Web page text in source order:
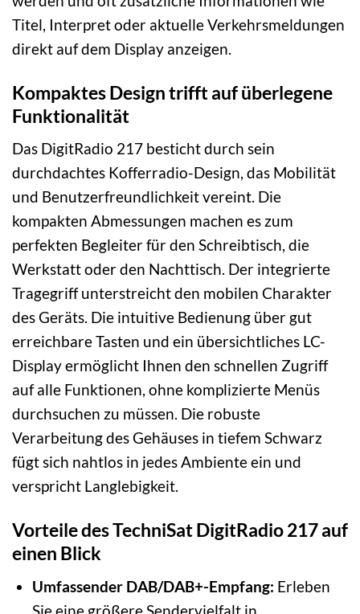
Titel, Interpret oder aktuelle Verkehrsmeldungen
direkt auf dem Display anzeigen.
Kompaktes Design trifft auf überlegene
Funktionalität
Das DigitRadio 217 besticht durch sein
durchdachtes Kofferradio-Design, das Mobilität
und Benutzerfreundlichkeit vereint. Die
kompakten Abmessungen machen es zum
perfekten Begleiter für den Schreibtisch, die
Werkstatt oder den Nachttisch. Der integrierte
Tragegriff unterstreicht den mobilen Charakter
des Geräts. Die intuitive Bedienung über gut
erreichbare Tasten und ein übersichtliches LC-
Display ermöglicht Ihnen den schnellen Zugriff
auf alle Funktionen, ohne komplizierte Menüs
durchsuchen zu müssen. Die robuste
Verarbeitung des Gehäuses in tiefem Schwarz
fügt sich nahtlos in jedes Ambiente ein und
verspricht Langlebigkeit.
Vorteile des TechniSat DigitRadio 217 auf
einen Blick
Umfassender DAB/DAB+-Empfang: Erleben